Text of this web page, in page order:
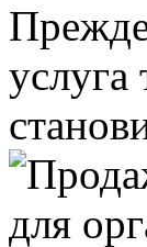
услуга